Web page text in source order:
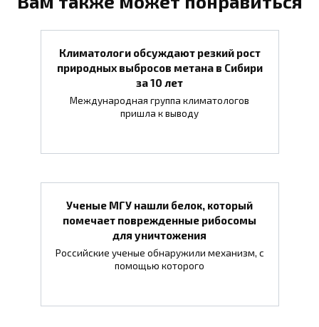
Климатологи обсуждают резкий рост
природных выбросов метана в Сибири
за 10 лет
Международная группа климатологов
пришла к выводу
Ученые МГУ нашли белок, который
помечает поврежденные рибосомы
для уничтожения
Российские ученые обнаружили механизм, с
помощью которого